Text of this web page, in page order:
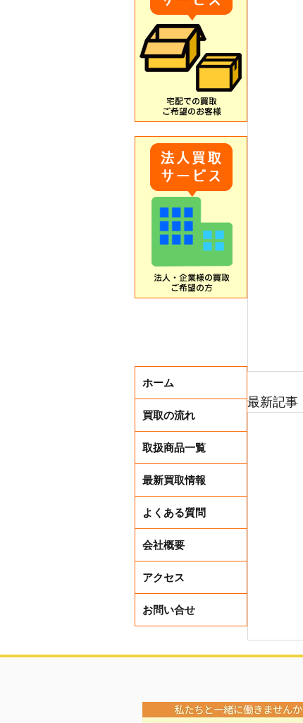
最新記事
ホーム
買取の流れ
取扱商品一覧
最新買取情報
よくある質問
会社概要
アクセス
お問い合せ